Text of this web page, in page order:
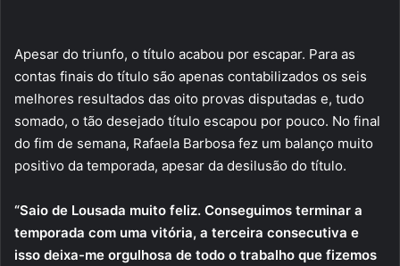
Apesar do triunfo, o título acabou por escapar. Para as
contas finais do título são apenas contabilizados os seis
melhores resultados das oito provas disputadas e, tudo
somado, o tão desejado título escapou por pouco. No final
do fim de semana, Rafaela Barbosa fez um balanço muito
positivo da temporada, apesar da desilusão do título.
“Saio de Lousada muito feliz. Conseguimos terminar a
temporada com uma vitória, a terceira consecutiva e
isso deixa-me orgulhosa de todo o trabalho que fizemos